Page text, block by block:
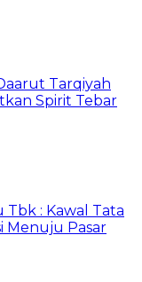
Tarqiyah
Spirit Tebar
Tbk : Kawal Tata
Menuju Pasar